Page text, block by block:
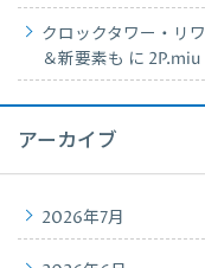
クロックタワー・リ
＆新要素も に 2P.miu
アーカイブ
2026年7月